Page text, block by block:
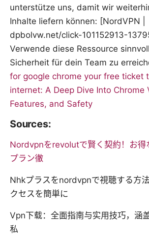
unterstütze uns, damit wir
Inhalte liefern können: [NordVPN |
dpbolvw.net/click-101152913-
Verwende diese Ressource
Sicherheit für dein Team zu
for google chrome your free ticket
internet: A Deep Dive Into Chrome
Features, and Safety
Sources:
Nordvpnをrevolutで賢く契約！お得
プラン徹
Nhkプラスをnordvpnで視聴する方
クセスを簡単に
Vpn下载：全面指南与实用技巧，涵
私